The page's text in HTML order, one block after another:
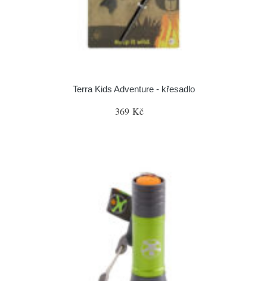
Terra Kids Adventure - křesadlo
369 Kč